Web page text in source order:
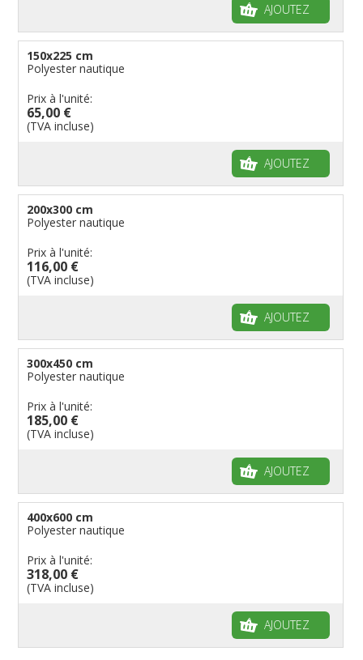
AJOUTEZ
150x225 cm
Polyester nautique
Prix à l'unité:
65,00 €
(TVA incluse)
AJOUTEZ
200x300 cm
Polyester nautique
Prix à l'unité:
116,00 €
(TVA incluse)
AJOUTEZ
300x450 cm
Polyester nautique
Prix à l'unité:
185,00 €
(TVA incluse)
AJOUTEZ
400x600 cm
Polyester nautique
Prix à l'unité:
318,00 €
(TVA incluse)
AJOUTEZ